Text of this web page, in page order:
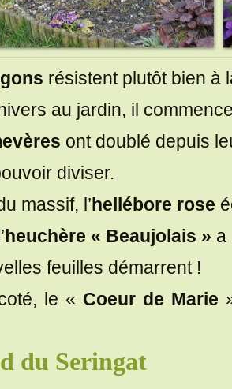
résistent plutôt bien à
au jardin, il
ont doublé depuis
diviser.
massif, l’hellébore rose
heuchère « Beaujolais » a
feuilles démarrent !
le « Coeur de Marie
du Seringat